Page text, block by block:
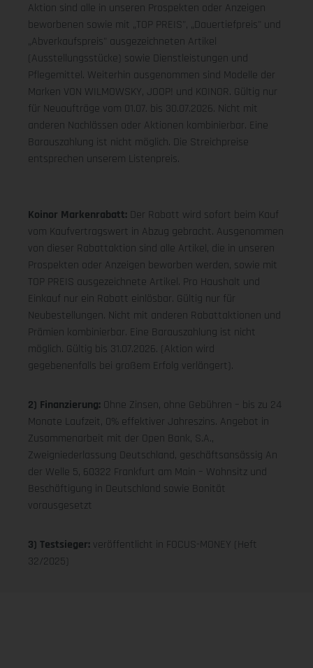
Aktion sind alle in unseren Prospekten oder Anzeigen
beworbenen sowie mit „TOP PREIS", „Dauertiefpreis" und
„Abverkaufspreis" ausgezeichneten Artikel
(Ausstellungsstücke) sowie Dienstleistungen und
Pflegemittel. Weiterhin ausgenommen sind Modelle der
Marken VON WILMOWSKY, JOOP! und KOINOR. Gültig nur
für Neuaufträge vom 01.07. bis 30.07.2026. Nicht mit
anderen Nachlässen oder Aktionen kombinierbar. Eine
Barauszahlung ist nicht möglich. Die Streichpreise
entsprechen unserem Listenpreis.
Koinor Markenrabatt: Der Rabatt wird sofort beim Kauf
vom Kaufvertragswert in Abzug gebracht. Ausgenommen
von dieser Rabattaktion sind alle Artikel, die in unseren
Prospekten oder Anzeigen beworben werden, sowie mit
TOP PREIS ausgezeichnete Artikel. Pro Haushalt und
Einkauf nur ein Rabatt einlösbar. Gültig nur für
Neubestellungen. Nicht mit anderen Rabattaktionen und
Prämien kombinierbar. Eine Barauszahlung ist nicht
möglich. Gültig bis 31.07.2026. (Aktion wird
gegebenenfalls bei großem Erfolg verlängert).
2) Finanzierung: Ohne Zinsen, ohne Gebühren – bis zu 24
Monate Laufzeit, 0% effektiver Jahreszins. Angebot in
Zusammenarbeit mit der Open Bank, S.A.,
Zweigniederlassung Deutschland, geschäftsansässig An
der Welle 5, 60322 Frankfurt am Main – Wohnsitz und
Beschäftigung in Deutschland sowie Bonität
vorausgesetzt
3) Testsieger: veröffentlicht in FOCUS-MONEY (Heft
32/2025)